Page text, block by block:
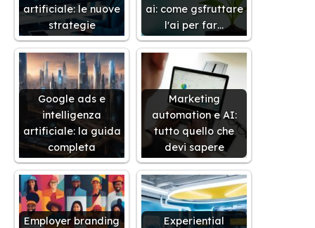
artificiale: le nuove
strategie
ai: come gsfruttare
l'ai per far…
Google ads e
intelligenza
artificiale: la guida
completa
Marketing
automation e AI:
tutto quello che
devi sapere
Employer branding
Experiential